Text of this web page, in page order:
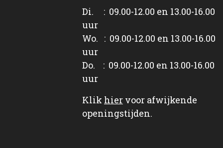
Di. : 09.00-12.00 en 13.00-16.00
uur
Wo. : 09.00-12.00 en 13.00-16.00
uur
Do. : 09.00-12.00 en 13.00-16.00
uur
Klik hier voor afwijkende
openingstijden.